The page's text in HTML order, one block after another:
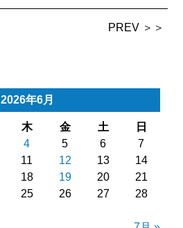
PREV ＞＞
2026年6月
木 金 土 日
4 5 6
7
11 12 13
14
18 19 20
21
25 26 27
28